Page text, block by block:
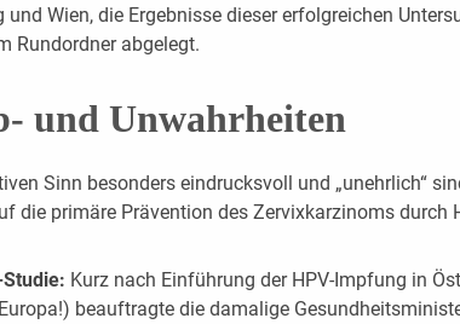
und Wien, die Ergebnisse dieser erfolgreichen
Rundordner abgelegt.
und Unwahrheiten
Sinn besonders eindrucksvoll und „unehrlich“
die primäre Prävention des Zervixkarzinoms durch
Kurz nach Einführung der HPV-Impfung in
beauftragte die damalige